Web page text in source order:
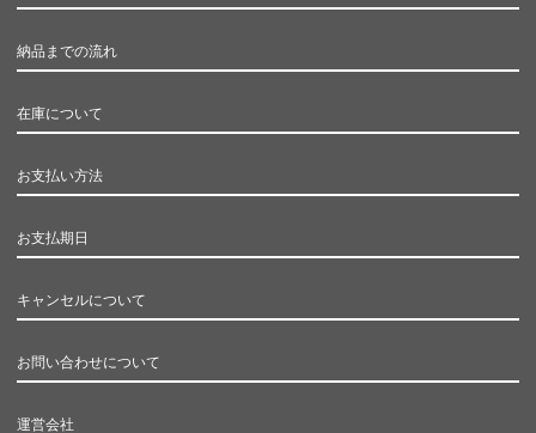
納品までの流れ
在庫について
お支払い方法
お支払期日
キャンセルについて
お問い合わせについて
運営会社